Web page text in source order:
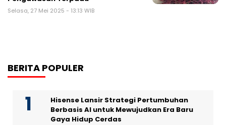
Selasa, 27 Mei 2025 - 13:13 WIB
BERITA POPULER
Hisense Lansir Strategi Pertumbuhan
Berbasis AI untuk Mewujudkan Era Baru
Gaya Hidup Cerdas